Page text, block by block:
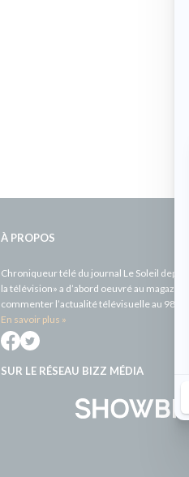
À PROPOS
Chroniqueur télé du journal Le Soleil
la télévision» a d’abord oeuvré au
commenter l’actualité télévisuelle au 98,5.
En savoir plus »
SUR LE RÉSEAU BIZZ MÉDIA